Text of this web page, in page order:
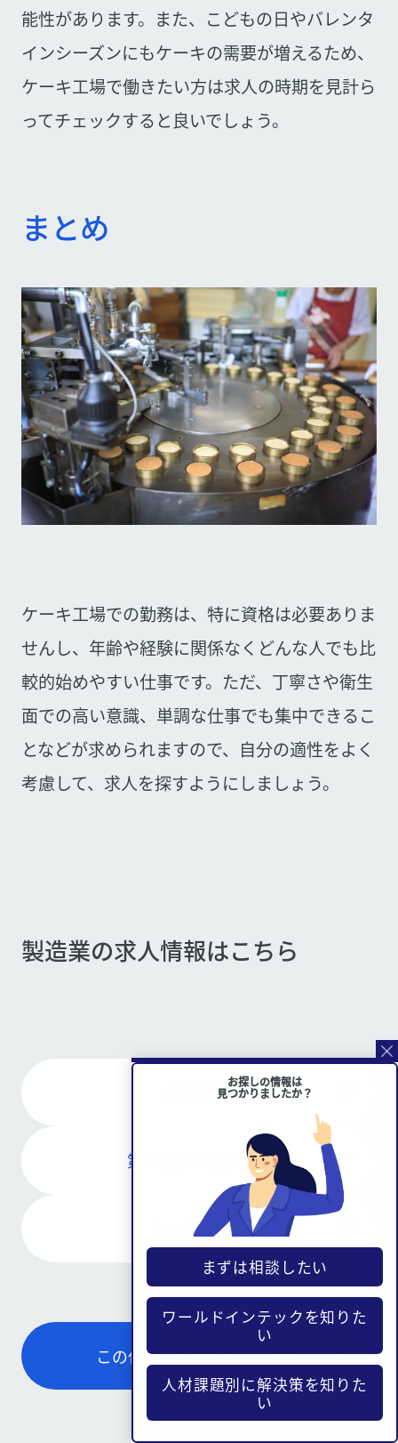
能性があります。また、こどもの日やバレンタ
インシーズンにもケーキの需要が増えるため、
ケーキ工場で働きたい方は求人の時期を見計ら
ってチェックすると良いでしょう。
まとめ
ケーキ工場での勤務は、特に資格は必要ありま
せんし、年齢や経験に関係なくどんな人でも比
較的始めやすい仕事です。ただ、丁寧さや衛生
面での高い意識、単調な仕事でも集中できるこ
となどが求められますので、自分の適性をよく
考慮して、求人を探すようにしましょう。
製造業の求人情報はこちら
新卒採用
第二新卒・既卒採用
キャリア採用
この仕事について詳しく見る
お探しの情報は
見つかりましたか？
まずは相談したい
ワールドインテックを知りた
い
人材課題別に解決策を知りた
い